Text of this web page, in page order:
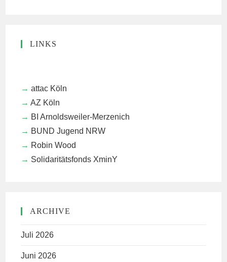
LINKS
attac Köln
AZ Köln
BI Arnoldsweiler-Merzenich
BUND Jugend NRW
Robin Wood
Solidaritätsfonds XminY
ARCHIVE
Juli 2026
Juni 2026